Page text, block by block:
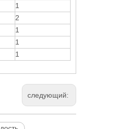
1
2
1
1
1
следующий: